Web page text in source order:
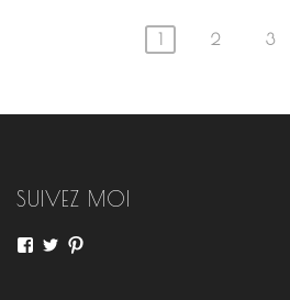
Navigation
des
1 2 3
SUIVEZ MOI
Voir Voir